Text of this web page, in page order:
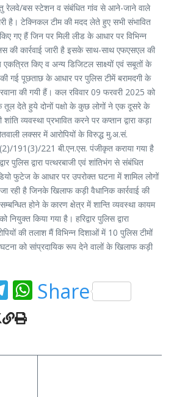
रेलवे/बस स्टेशन व संबंधित गांव से आने-जाने वाले
है। टेक्निकल टीम की मदद लेते हुए सभी संभावित
गए हैं जिन पर मिली लीड के आधार पर विभिन्न
की कार्रवाई जारी है इसके साथ-साथ एफएसएल की
एकत्रित किए व अन्य डिजिटल साक्ष्यों एवं सबूतों के
गई पूछताछ के आधार पर पुलिस टीमें बरामदगी के
की गयी हैं। कल रविवार 09 फरवरी 2025 को
तूल देते हुये दोनों पक्षो के कुछ लोगों ने एक दूसरे के
व्यवस्था प्रभावित करने पर कप्तान द्वारा कड़ा
लक्सर में आरोपियों के विरुद्ध मु.अ.सं.
191(3)/221 बी.एन.एस. पंजीकृत कराया गया है
पुलिस द्वारा पत्थरबाजी एवं शांतिभंग से संबंधित
फुटेज के आधार पर उपरोक्त घटना में शामिल लोगों
रही है जिनके खिलाफ कड़ी वैधानिक कार्रवाई की
होने के कारण क्षेत्र में शान्ति व्यवस्था कायम
किया गया है। हरिद्वार पुलिस द्वारा
की तलाश मैं विभिन्न दिशाओं में 10 पुलिस टीमों
को सांप्रदायिक रूप देने वालों के खिलाफ कड़ी
Telegram
WhatsApp
Share